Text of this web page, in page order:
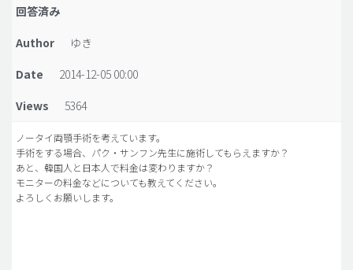
idリアルストーリー
idニュース
病院紹介
安全整形
ご相談のお問い合わせ
回答済み
Author
ゆき
Date
2014-12-05 00:00
Views
5364
ノータイ両顎手術を考えています。
手術をする場合、パク・サンフン先生に施術してもらえますか？
あと、韓国人と日本人で料金は変わりますか？
モニターの料金などについても教えてください。
よろしくお願いします。